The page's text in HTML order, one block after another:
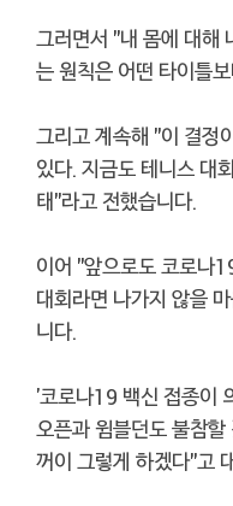
그러면서 "내 몸에 대해
는 원칙은 어떤 타이틀
그리고 계속해 "이 결정
있다. 지금도 테니스 대
태"라고 전했습니다.
이어 "앞으로도 코로나
대회라면 나가지 않을
니다.
'코로나19 백신 접종이
오픈과 윔블던도 불참
꺼이 그렇게 하겠다"고